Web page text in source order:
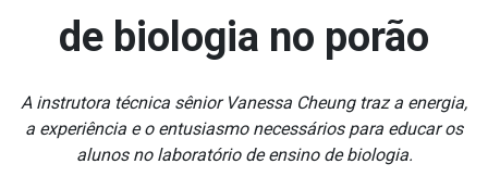
de biologia no porão
A instrutora técnica sênior Vanessa Cheung traz a energia,
a experiência e o entusiasmo necessários para educar os
alunos no laboratório de ensino de biologia.